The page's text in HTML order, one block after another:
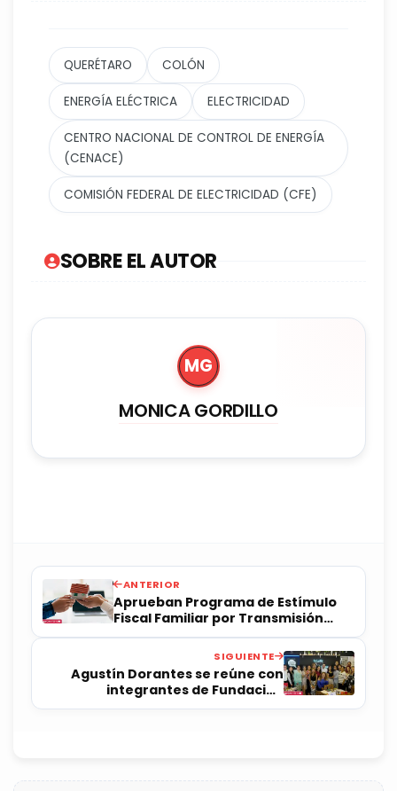
QUERÉTARO COLÓN
ENERGÍA ELÉCTRICA ELECTRICIDAD
CENTRO NACIONAL DE CONTROL DE ENERGÍA
(CENACE)
COMISIÓN FEDERAL DE ELECTRICIDAD (CFE)
SOBRE EL AUTOR
MG
MONICA GORDILLO
ANTERIOR
Aprueban Programa de Estímulo
Fiscal Familiar por Transmisión
Patrimonial
SIGUIENTE
Agustín Dorantes se reúne con
integrantes de Fundación
Renace:Pas